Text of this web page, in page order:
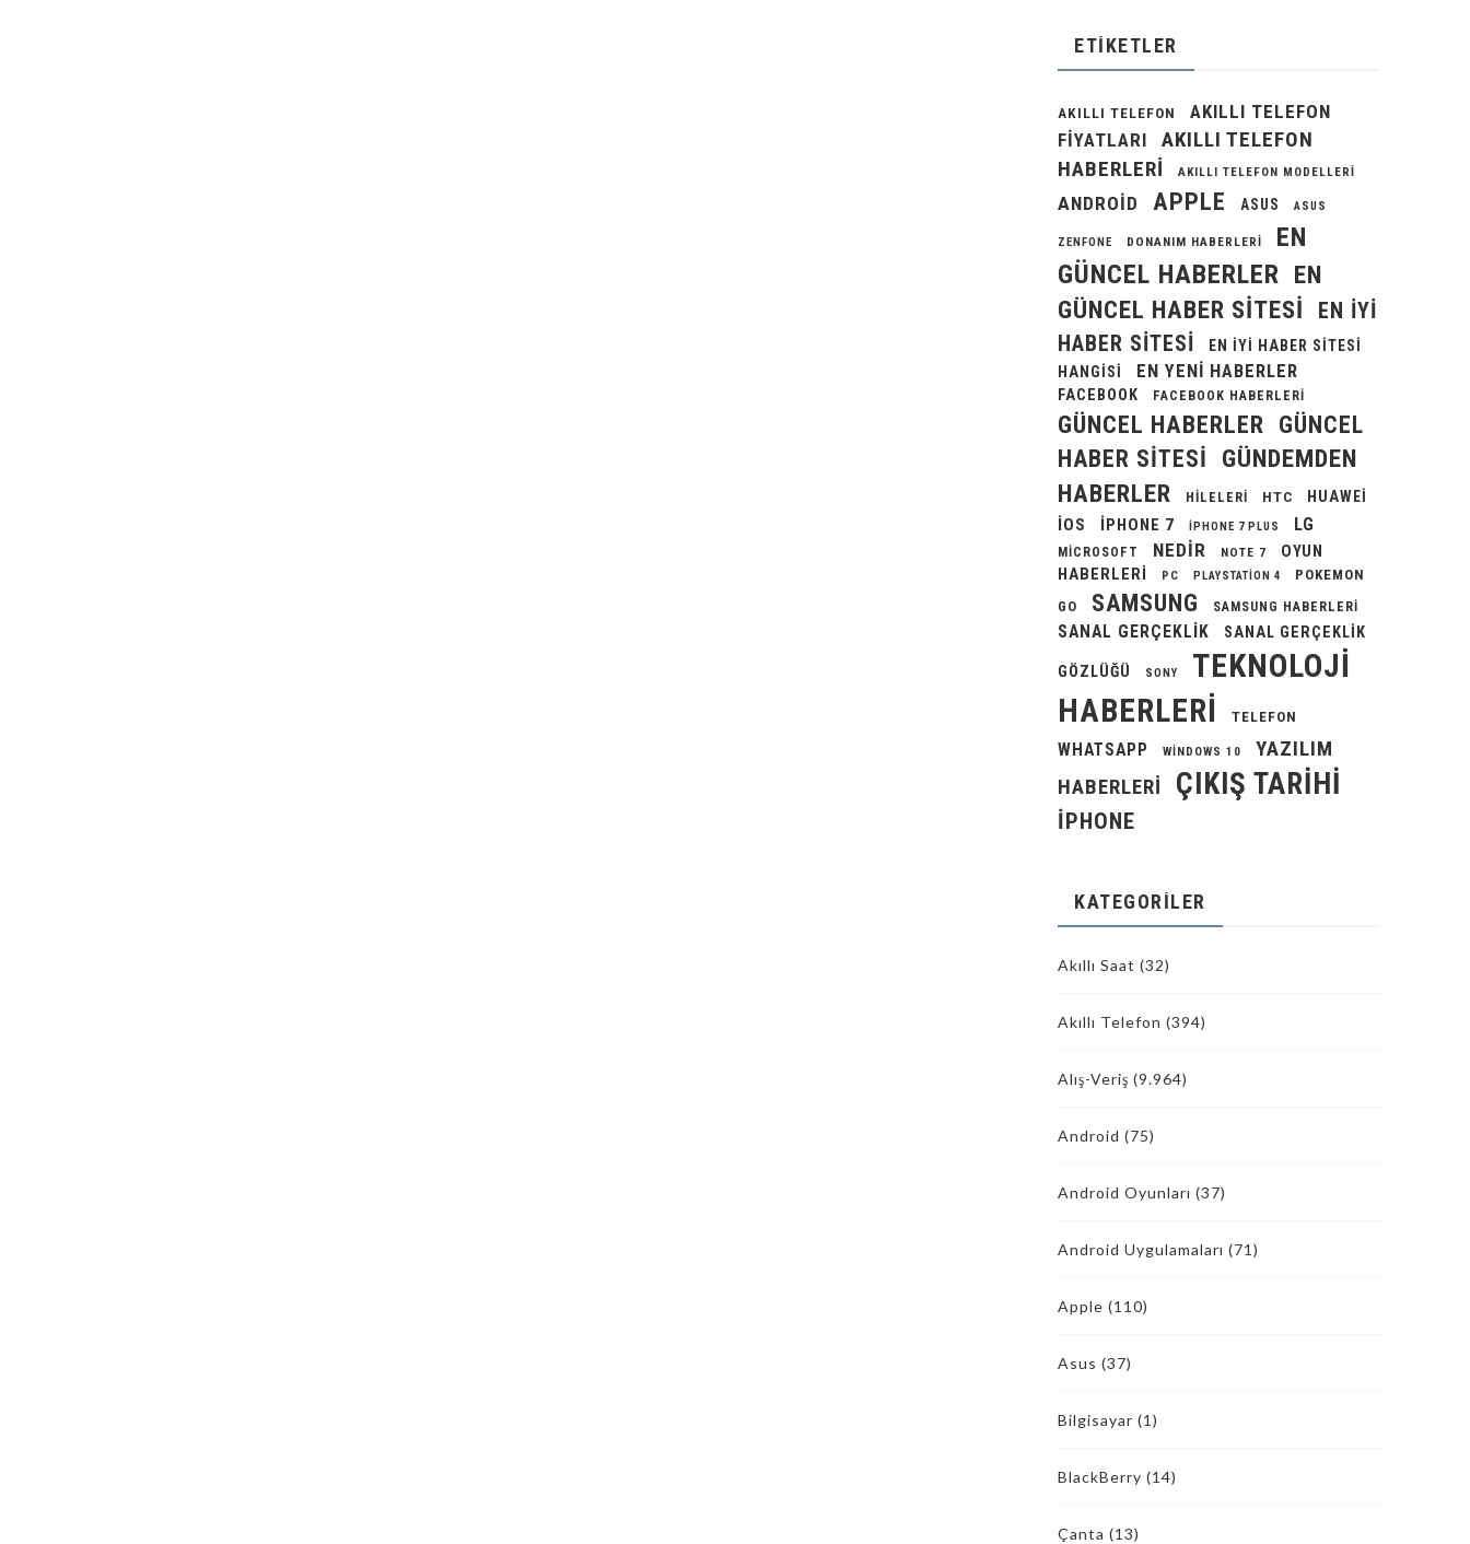
ETIKETLER
AKILLI TELEFON
AKILLI TELEFON
FIYATLARI
AKILLI TELEFON
HABERLERI
AKILLI TELEFON MODELLERI
ANDROID APPLE ASUS ASUS
ZENFONE DONANIM HABERLERI
EN
GÜNCEL HABERLER EN
GÜNCEL HABER SITESI
EN IYI
HABER SITESI
EN IYI HABER SITESI
HANGISI
EN YENI HABERLER
FACEBOOK FACEBOOK HABERLERI
GÜNCEL HABERLER
GÜNCEL
HABER SITESI
GÜNDEMDEN
HABERLER
HILELERI HTC HUAWEI
IOS IPHONE 7 IPHONE 7 PLUS LG
MICROSOFT NEDIR NOTE 7
OYUN
HABERLERI
PC PLAYSTATION 4
POKEMON
GO
SAMSUNG SAMSUNG HABERLERI
SANAL GERÇEKLIK SANAL GERÇEKLIK
GÖZLÜĞÜ SONY
TEKNOLOJI
HABERLERI
TELEFON
WHATSAPP WINDOWS 10
YAZILIM
HABERLERI
ÇIKIŞ TARIHI
İPHONE
KATEGORILER
Akıllı Saat (32)
Akıllı Telefon (394)
Alış-Veriş (9.964)
Android (75)
Android Oyunları (37)
Android Uygulamaları (71)
Apple (110)
Asus (37)
Bilgisayar (1)
BlackBerry (14)
Çanta (13)